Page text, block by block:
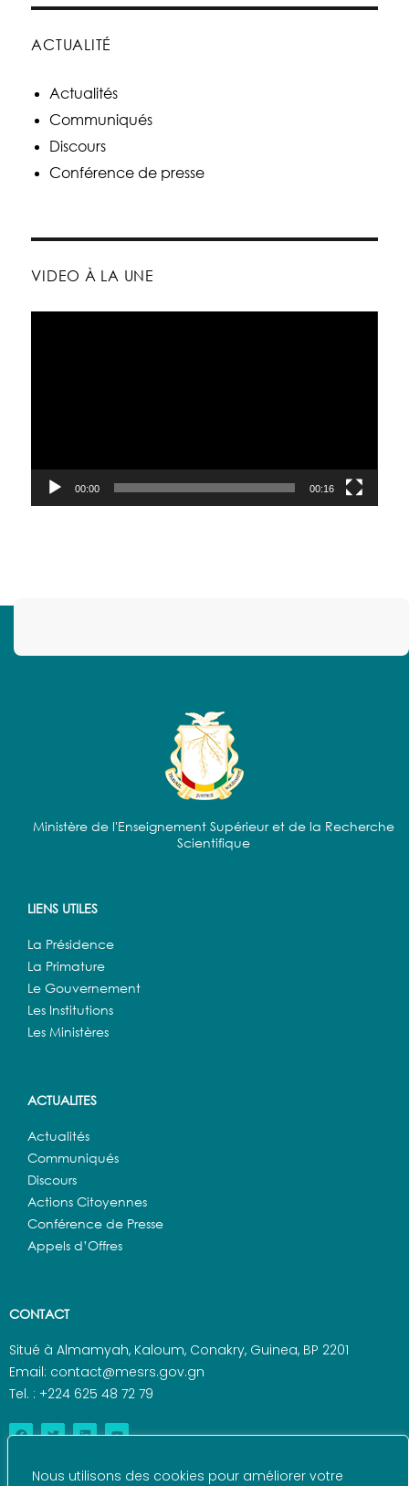
Nous utilisons des cookies pour améliorer votre
ACTUALITÉ
Actualités
Communiqués
Discours
Conférence de presse
VIDEO À LA UNE
00:00 00:16
Ministère de l'Enseignement Supérieur et de la Recherche
Scientifique
LIENS UTILES
La Présidence
La Primature
Le Gouvernement
Les Institutions
Les Ministères
ACTUALITES
Actualités
Communiqués
Discours
Actions Citoyennes
Conférence de Presse
Appels d’Offres
CONTACT
Situé à Almamyah, Kaloum, Conakry, Guinea, BP 2201
Email: contact@mesrs.gov.gn
Tel. : +224 625 48 72 79